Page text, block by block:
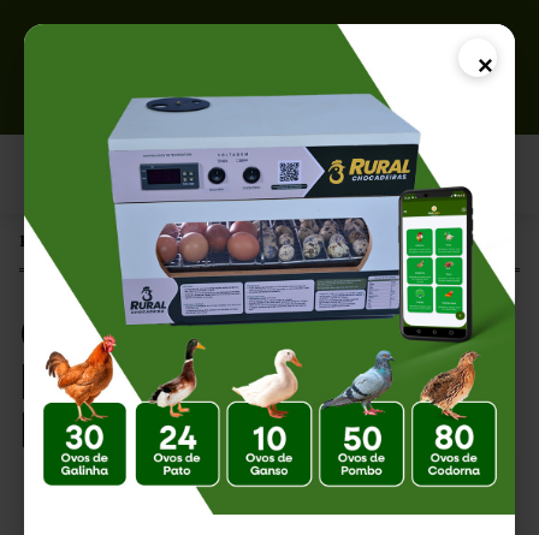
×
Página Inicial | Como Saber se o Embrião Morreu Dentro do Ovo?
Como Saber se o
Embrião Morreu
Dentro do Ovo?